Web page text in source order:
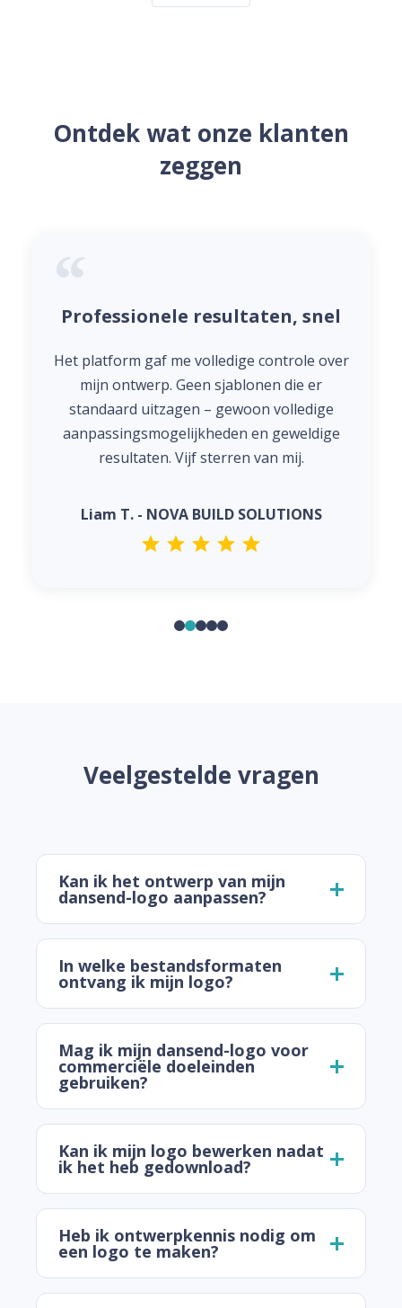
Ontdek wat onze klanten
zeggen
Professionele resultaten, snel
Het platform gaf me volledige controle over
mijn ontwerp. Geen sjablonen die er
standaard uitzagen – gewoon volledige
aanpassingsmogelijkheden en geweldige
resultaten. Vijf sterren van mij.
Liam T. - NOVA BUILD SOLUTIONS
Veelgestelde vragen
Kan ik het ontwerp van mijn
dansend-logo aanpassen?
In welke bestandsformaten
ontvang ik mijn logo?
Mag ik mijn dansend-logo voor
commerciële doeleinden
gebruiken?
Kan ik mijn logo bewerken nadat
ik het heb gedownload?
Heb ik ontwerpkennis nodig om
een logo te maken?